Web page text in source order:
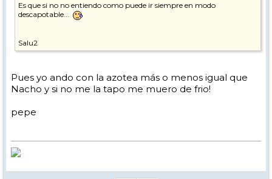
Es que si no no entiendo como puede ir siempre en modo
descapotable...
Salu2
Pues yo ando con la azotea más o menos igual que
Nacho y si no me la tapo me muero de frio!
pepe